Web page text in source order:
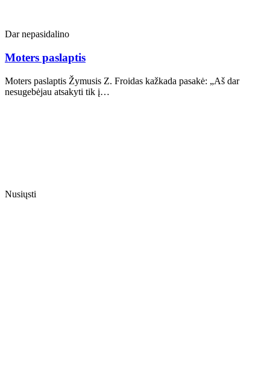
Dar nepasidalino
Moters paslaptis
Moters paslaptis Žymusis Z. Froidas kažkada pasakė: „Aš dar
nesugebėjau atsakyti tik į…
Nusiųsti